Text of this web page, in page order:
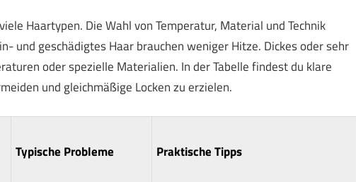
Haartypen. Die Wahl von Temperatur, Material und Technik
und geschädigtes Haar brauchen weniger Hitze. Dickes oder sehr
oder spezielle Materialien. In der Tabelle findest du klare
und gleichmäßige Locken zu erzielen.
Typische Probleme Praktische Tipps